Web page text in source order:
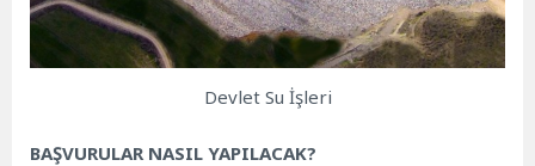
Devlet Su İşleri
BAŞVURULAR NASIL YAPILACAK?